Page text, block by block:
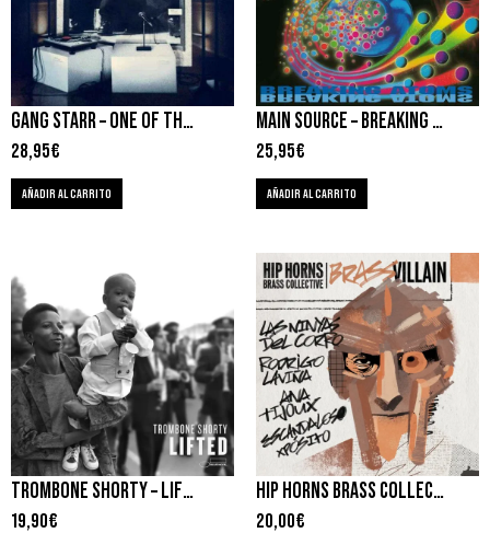
GANG STARR – ONE OF THE BEST YET
28,95€
AÑADIR AL CARRITO
MAIN SOURCE – BREAKING ATOMS
25,95€
AÑADIR AL CARRITO
TROMBONE SHORTY – LIFTED
19,90€
HIP HORNS BRASS COLLECTIVE – BRASSVILLAIN
20,00€